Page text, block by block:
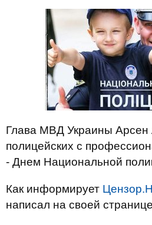
Глава МВД Украины Арсен
полицейских с
- Днем Национальной
Как информирует
написал на своей